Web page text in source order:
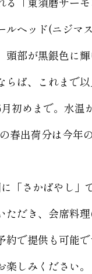
ルヘッド(ニジマ
部が黒銀色に
ば、これまで
初めまで。水
春出荷分は今年
「さかばやし」
だき、会席料
で提供も可能
しみください。